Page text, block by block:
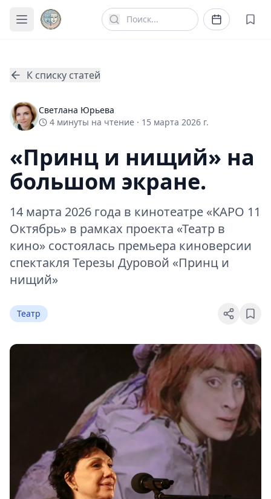
К списку статей
Светлана Юрьева
4 минуты на чтение · 15 марта 2026 г.
«Принц и нищий» на
большом экране.
14 марта 2026 года в кинотеатре «КАРО 11
Октябрь» в рамках проекта «Театр в
кино» состоялась премьера киноверсии
спектакля Терезы Дуровой «Принц и
нищий»
Театр